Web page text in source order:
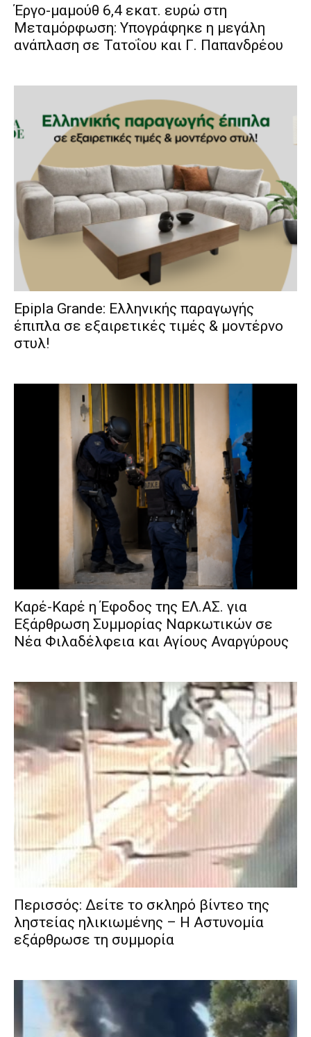
Έργο-μαμούθ 6,4 εκατ. ευρώ στη
Μεταμόρφωση: Υπογράφηκε η μεγάλη
ανάπλαση σε Τατοΐου και Γ. Παπανδρέου
Epipla Grande: Ελληνικής παραγωγής
έπιπλα σε εξαιρετικές τιμές & μοντέρνο
στυλ!
Καρέ-Καρέ η Έφοδος της ΕΛ.ΑΣ. για
Εξάρθρωση Συμμορίας Ναρκωτικών σε
Νέα Φιλαδέλφεια και Αγίους Αναργύρους
Περισσός: Δείτε το σκληρό βίντεο της
ληστείας ηλικιωμένης – Η Αστυνομία
εξάρθρωσε τη συμμορία